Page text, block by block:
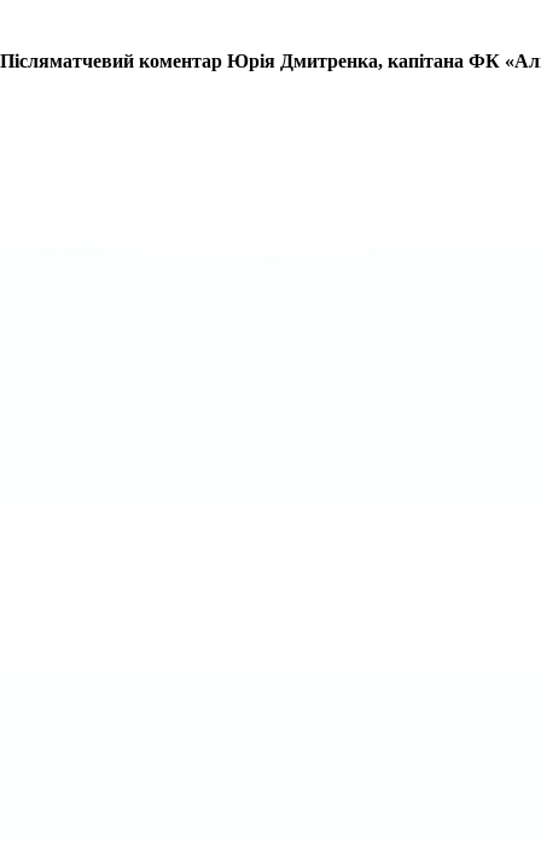
Післяматчевий коментар Юрія Дмитренка, капітана ФК